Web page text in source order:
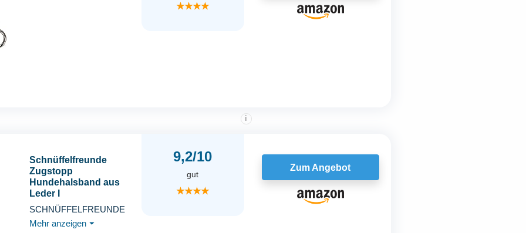
★★★★
Schnüffelfreunde
Zugstopp
Hundehalsband aus
Leder I
Erziehungshalsband I
Dressurhalsband I
Lederhalsband Hund (L
SCHNÜFFELFREUNDE
Mehr anzeigen ⏷
9,2/10
i
gut
★★★★
Zum Angebot